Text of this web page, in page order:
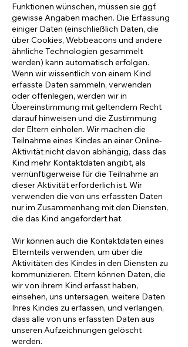
Funktionen wünschen, müssen sie ggf.
gewisse Angaben machen. Die Erfassung
einiger Daten (einschließlich Daten, die
über Cookies, Webbeacons und andere
ähnliche Technologien gesammelt
werden) kann automatisch erfolgen.
Wenn wir wissentlich von einem Kind
erfasste Daten sammeln, verwenden
oder offenlegen, werden wir in
Übereinstimmung mit geltendem Recht
darauf hinweisen und die Zustimmung
der Eltern einholen. Wir machen die
Teilnahme eines Kindes an einer Online-
Aktivität nicht davon abhängig, dass das
Kind mehr Kontaktdaten angibt, als
vernünftigerweise für die Teilnahme an
dieser Aktivität erforderlich ist. Wir
verwenden die von uns erfassten Daten
nur im Zusammenhang mit den Diensten,
die das Kind angefordert hat.
Wir können auch die Kontaktdaten eines
Elternteils verwenden, um über die
Aktivitäten des Kindes in den Diensten zu
kommunizieren. Eltern können Daten, die
wir von ihrem Kind erfasst haben,
einsehen, uns untersagen, weitere Daten
Ihres Kindes zu erfassen, und verlangen,
dass alle von uns erfassten Daten aus
unseren Aufzeichnungen gelöscht
werden.